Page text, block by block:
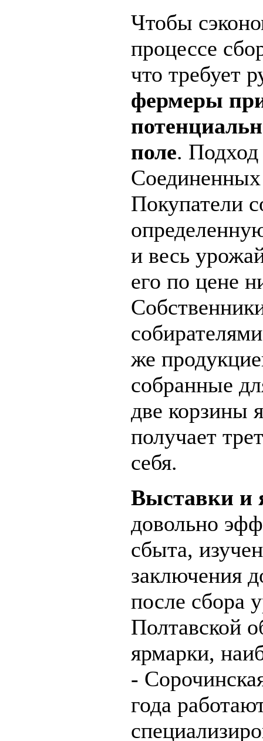
Чтобы
процессе
что требует
фермеры
поле. Подход
Покупатели
и весь
его по цене
же
собранные
две корзины
получает
себя.
Выставки и
довольно
сбыта,
заключения
после сбора
Полтавской
ярмарки,
-
года